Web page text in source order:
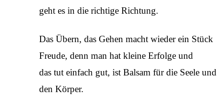
geht es in die richtige Richtung.
Das Übern, das Gehen macht wieder ein Stück
Freude, denn man hat kleine Erfolge und
das tut einfach gut, ist Balsam für die Seele und
den Körper.